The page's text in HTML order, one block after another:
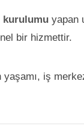
kurulumu yapan
bir hizmettir.
iş